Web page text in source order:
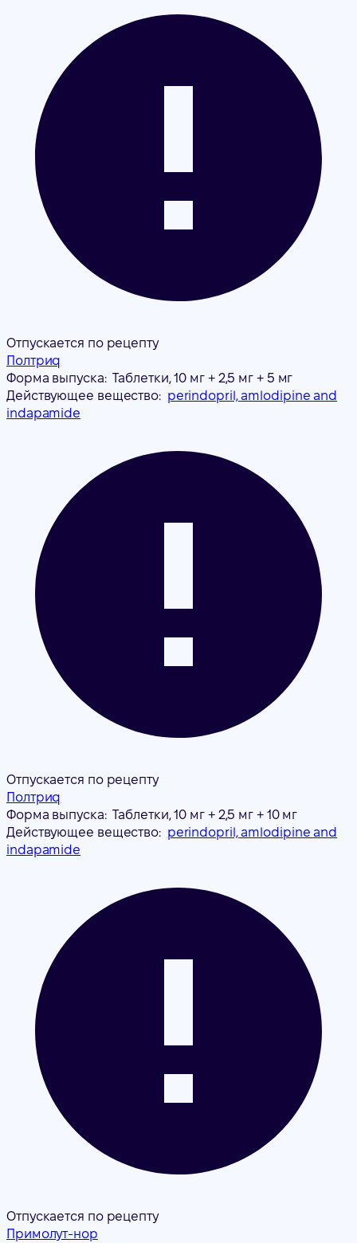
Отпускается по рецепту
Полтриq
Форма выпуска: Таблетки, 10 мг + 2,5 мг + 5 мг
Действующее вещество: perindopril, amlodipine and
indapamide
Отпускается по рецепту
Полтриq
Форма выпуска: Таблетки, 10 мг + 2,5 мг + 10 мг
Действующее вещество: perindopril, amlodipine and
indapamide
Отпускается по рецепту
Примолут-нор